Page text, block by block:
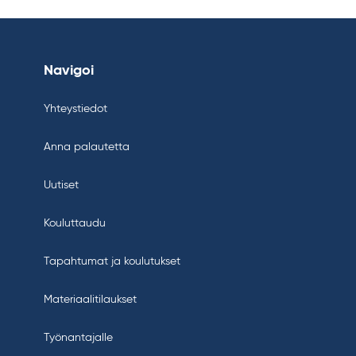
Navigoi
Yhteystiedot
Anna palautetta
Uutiset
Kouluttaudu
Tapahtumat ja koulutukset
Materiaalitilaukset
Työnantajalle